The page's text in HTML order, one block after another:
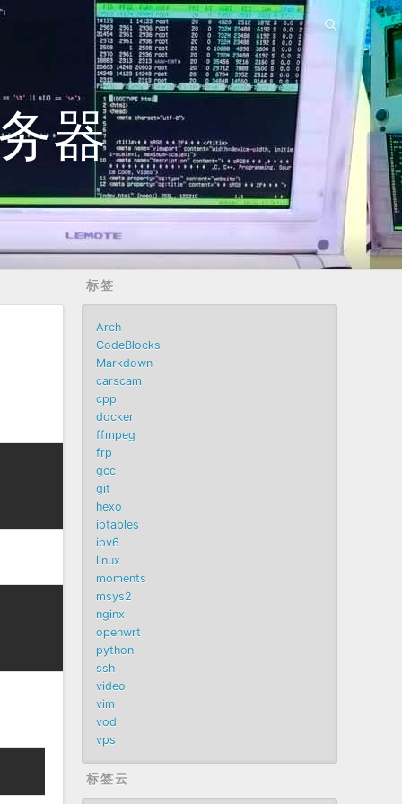
器
标签
Arch
CodeBlocks
Markdown
carscam
cpp
docker
ffmpeg
frp
gcc
git
hexo
iptables
ipv6
linux
moments
msys2
nginx
openwrt
python
ssh
video
vim
vod
vps
标签云